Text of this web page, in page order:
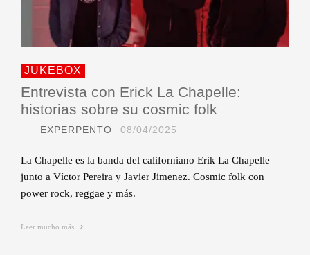
JUKEBOX
Entrevista con Erick La Chapelle:
historias sobre su cosmic folk
EXPERPENTO 08/04/2025
La Chapelle es la banda del californiano Erik La Chapelle
junto a Víctor Pereira y Javier Jimenez. Cosmic folk con
power rock, reggae y más.
Leer mucho más